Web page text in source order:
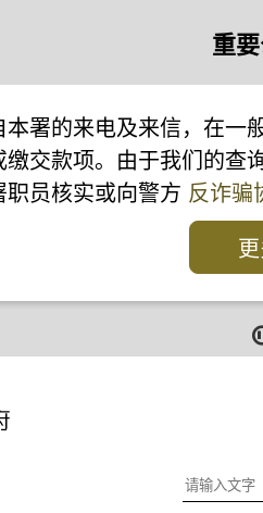
重
署的来电及来信，在
交款项。由于我们的
员核实或向警方 反诈骗
报